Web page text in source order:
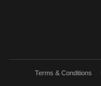
Terms & Conditions